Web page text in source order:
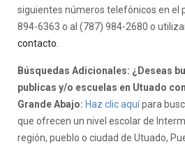
siguientes números telefónicos en el
894-6363 o al (787) 984-2680 o
contacto
Búsquedas Adicionales: ¿Deseas
publicas y/o escuelas en Utuado
Grande Abajo: Haz clic aquípara
que ofrecen un nivel escolar de
región, pueblo o ciudad de Utuado,